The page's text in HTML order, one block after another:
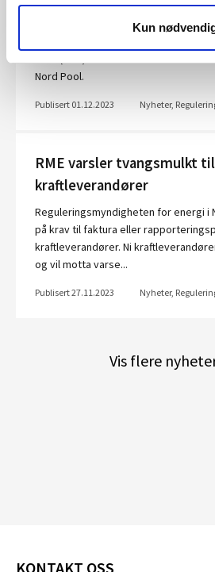
Kun
På vegne av
Nord Pool.
Publisert 01.12.2023 Nyheter,
RME varsler tvangsmulkt
kraftleverandører
Reguleringsmyndigheten for energi i
på krav til faktura eller
kraftleverandører. Ni
og vil motta varse...
Publisert 27.11.2023 Nyheter,
Vis flere
KONTAKT OSS